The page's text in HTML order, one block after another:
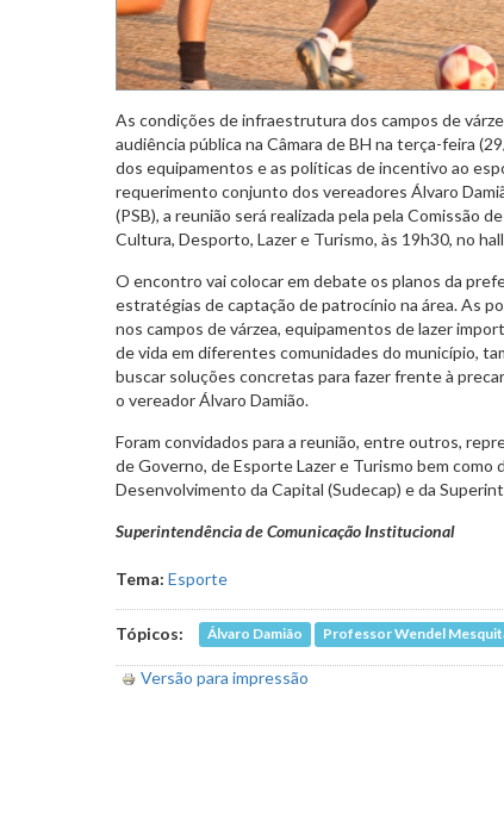
As condições de infraestrutura dos campos de
audiência pública na Câmara de BH na terça-feira
dos equipamentos e as políticas de incentivo ao
requerimento conjunto dos vereadores Álvaro
(PSB), a reunião será realizada pela pela Comissão
Cultura, Desporto, Lazer e Turismo, às 19h30, no
O encontro vai colocar em debate os planos da
estratégias de captação de patrocínio na área. As
nos campos de várzea, equipamentos de lazer
de vida em diferentes comunidades do município,
buscar soluções concretas para fazer frente à
o vereador Álvaro Damião.
Foram convidados para a reunião, entre outros,
de Governo, de Esporte Lazer e Turismo bem como
Desenvolvimento da Capital (Sudecap) e da
Superintendência de Comunicação Institucional
Tema: Esporte
Tópicos: Álvaro Damião Professor Wendel
Versão para impressão